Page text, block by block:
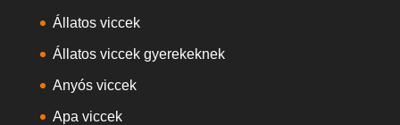
Állatos viccek
Állatos viccek gyerekeknek
Anyós viccek
Apa viccek